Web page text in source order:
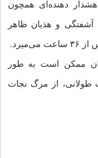
دهنده‌ای همچون
آشفتگی و هذیان ظاهر
این بیماران ممکن است به طور
طولانی، از مرگ نجات